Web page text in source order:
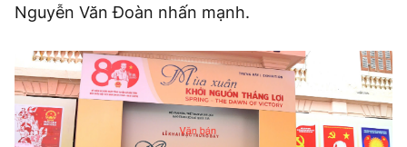
Nguyễn Văn Đoàn nhấn mạnh.